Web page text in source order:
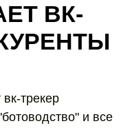
ВК-
трекер
и все